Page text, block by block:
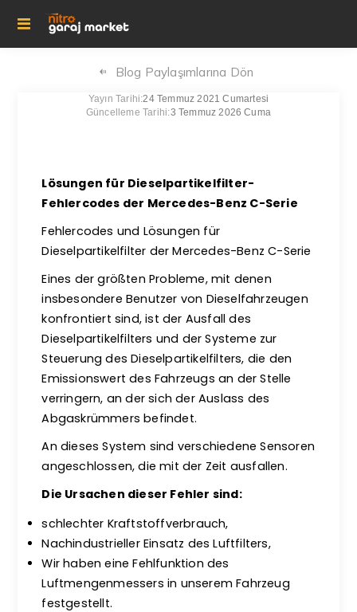
Blog Paylaşımlarına Dön
Yayın Tarihi:24 Temmuz 2021 Cumartesi
Güncelleme Tarihi:3 Temmuz 2026 Cuma
Lösungen für Dieselpartikelfilter-
Fehlercodes der Mercedes-Benz C-Serie
Fehlercodes und Lösungen für
Dieselpartikelfilter der Mercedes-Benz C-Serie
Eines der größten Probleme, mit denen
insbesondere Benutzer von Dieselfahrzeugen
konfrontiert sind, ist der Ausfall des
Dieselpartikelfilters und der Systeme zur
Steuerung des Dieselpartikelfilters, die den
Emissionswert des Fahrzeugs an der Stelle
verringern, an der sich der Auslass des
Abgaskrümmers befindet.
An dieses System sind verschiedene Sensoren
angeschlossen, die mit der Zeit ausfallen.
Die Ursachen dieser Fehler sind:
schlechter Kraftstoffverbrauch,
Nachindustrieller Einsatz des Luftfilters,
Wir haben eine Fehlfunktion des
Luftmengenmessers in unserem Fahrzeug
festgestellt.